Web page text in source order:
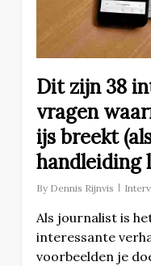
Dit zijn 38
vragen
ijs breekt
handleiding
By Dennis Rijnvis
Als journalist is
interessante
voorbeelden je